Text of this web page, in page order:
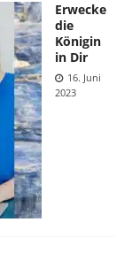
Erwecke
die
Königin
in Dir
16. Juni
2023